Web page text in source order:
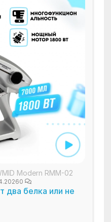
Modern RMM-02
0
два белка или не